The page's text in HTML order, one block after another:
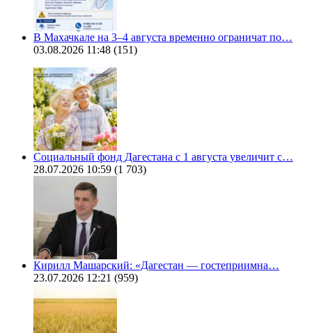
В Махачкале на 3–4 августа временно ограничат по…
03.08.2026 11:48 (151)
Социальный фонд Дагестана с 1 августа увеличит с…
28.07.2026 10:59 (1 703)
Кирилл Машарский: «Дагестан — гостеприимна…
23.07.2026 12:21 (959)